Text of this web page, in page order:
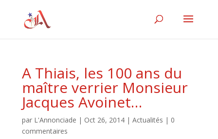
A Thiais, les 100 ans du
maître verrier Monsieur
Jacques Avoinet…
par L'Annonciade | Oct 26, 2014| Actualités | 0
commentaires